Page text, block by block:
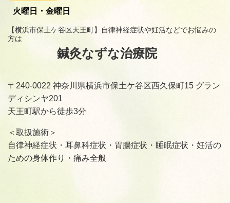
火曜日・金曜日
【横浜市保土ケ谷区天王町】自律神経症状や妊活などでお悩みの
方は
鍼灸なずな治療院
〒240-0022 神奈川県横浜市保土ケ谷区西久保町15 グラン
ディシンヤ201
天王町駅から徒歩3分
＜取扱施術＞
自律神経症状・耳鼻科症状・胃腸症状・睡眠症状・妊活の
ための身体作り・痛み全般